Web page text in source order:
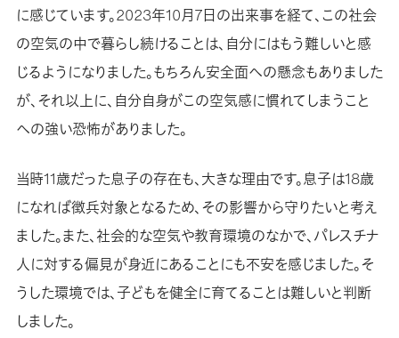
に感じています。2023年10月7日の出来事を経て、この社会
の空気の中で暮らし続けることは、自分にはもう難しいと感
じるようになりました。もちろん安全面への懸念もありました
が、それ以上に、自分自身がこの空気感に慣れてしまうこと
への強い恐怖がありました。
当時11歳だった息子の存在も、大きな理由です。息子は18歳
になれば徴兵対象となるため、その影響から守りたいと考え
ました。また、社会的な空気や教育環境のなかで、パレスチナ
人に対する偏見が身近にあることにも不安を感じました。そ
うした環境では、子どもを健全に育てることは難しいと判断
しました。